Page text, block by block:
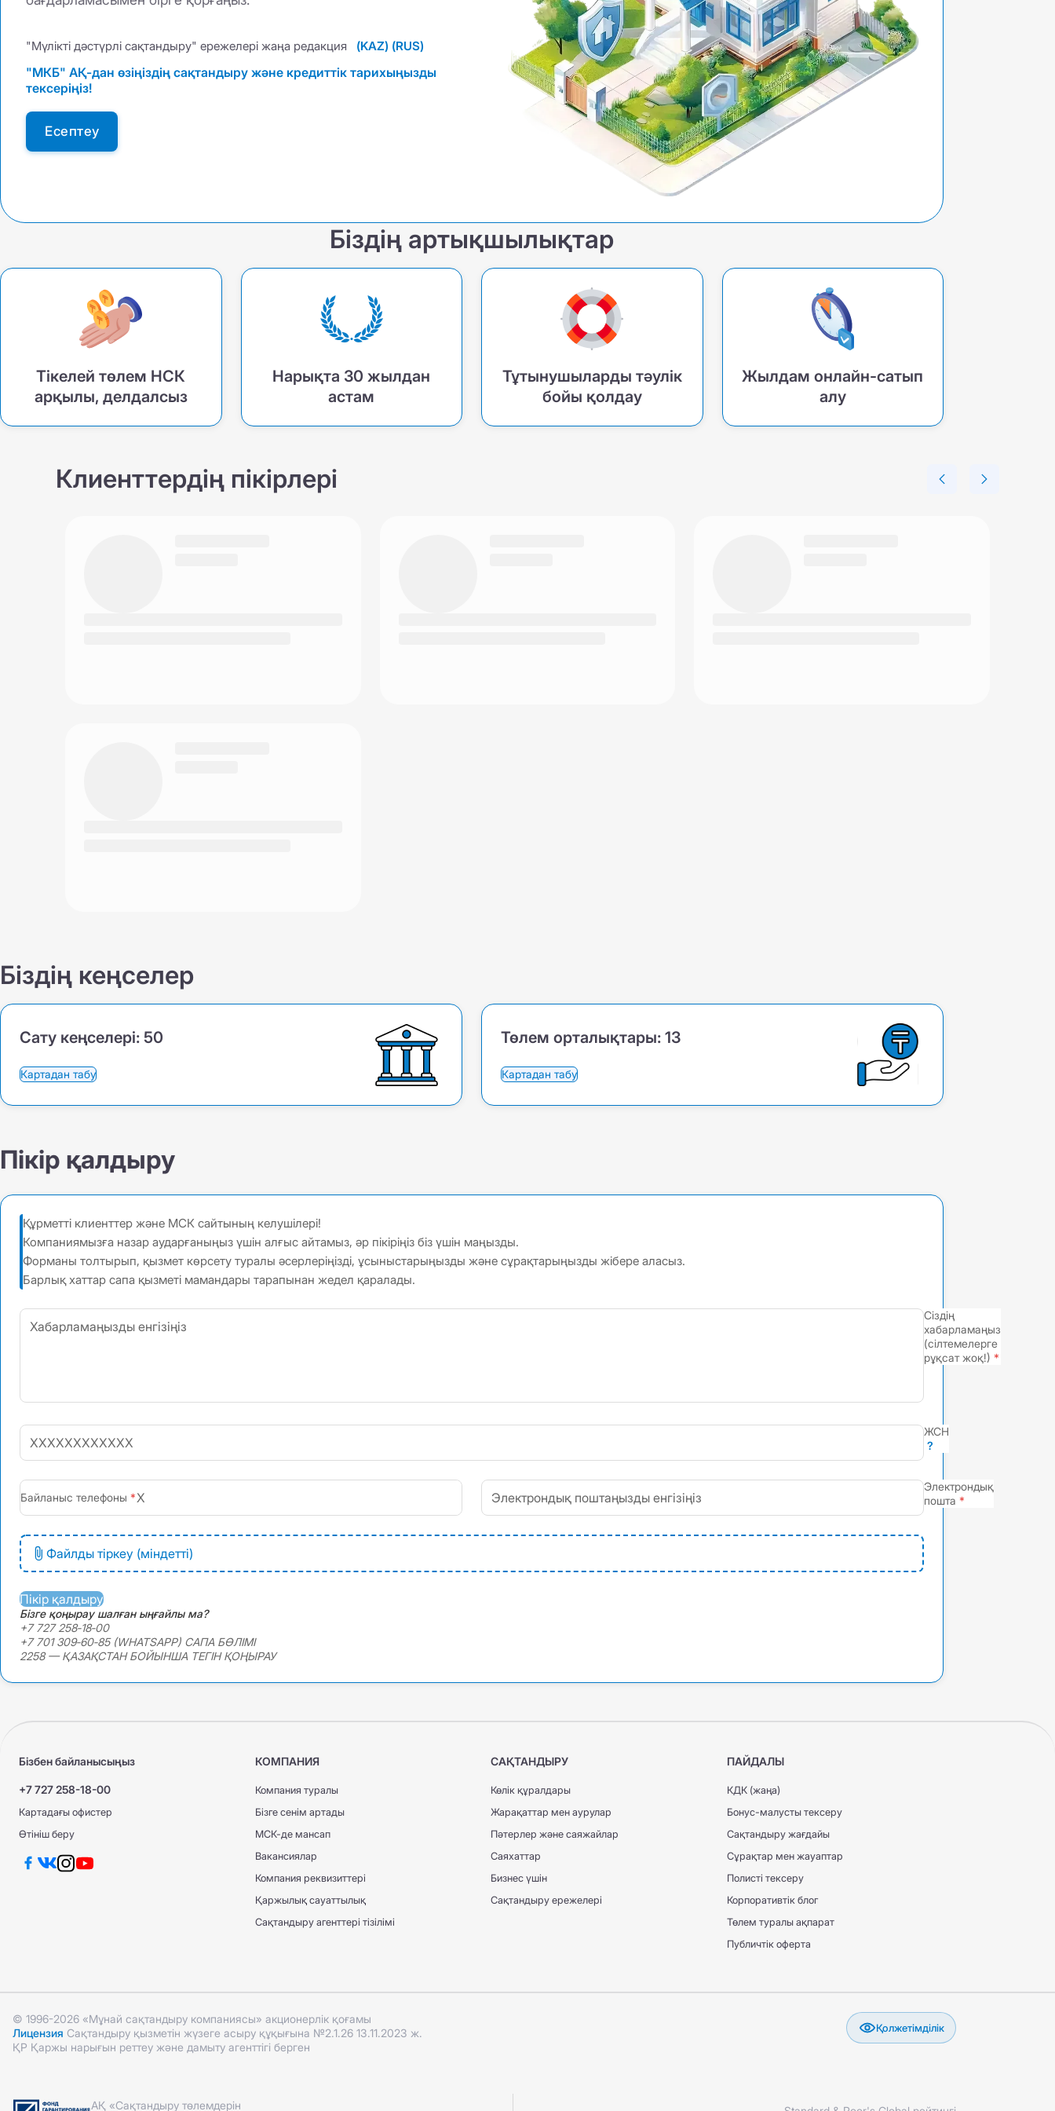
КҚИ АҚЖ ЕС
КАСКО Optimum
КАСКО +
КАСКО Optimum
ТЖА АҚЖ МС
"Мүлікті дәстүрлі сақтандыру" ережелері жаңа редакция (KAZ) (RUS)
"МКБ" АҚ-дан өзіңіздің сақтандыру және кредиттік тарихыңызды
тексеріңіз!
Есептеу
Біздің артықшылықтар
Тікелей төлем НСК
арқылы, делдалсыз
Нарықта 30 жылдан
астам
Тұтынушыларды тәулік
бойы қолдау
Жылдам онлайн-сатып
алу
Клиенттердің пікірлері
Біздің кеңселер
Сату кеңселері: 50
Картадан табу
Төлем орталықтары: 13
Картадан табу
Пікір қалдыру
Құрметті клиенттер және МСК сайтының келушілері!
Компаниямызға назар аударғаныңыз үшін алғыс айтамыз, әр пікіріңіз біз үшін маңызды.
Форманы толтырып, қызмет көрсету туралы әсерлеріңізді, ұсыныстарыңызды және сұрақтарыңызды жібере аласыз.
Барлық хаттар сапа қызметі мамандары тарапынан жедел қаралады.
Сіздің
хабарламаңыз
(сілтемелерге
рұқсат жоқ!)
ЖСН
?
+7
Байланыс телефоны
Электрондық
пошта
Файлды тіркеу (міндетті)
Пікір қалдыру
Бізге қоңырау шалған ыңғайлы ма?
+7 727 258‑18‑00
+7 701 309‑60‑85 (WHATSAPP) САПА БӨЛІМІ
2258 — ҚАЗАҚСТАН БОЙЫНША ТЕГІН ҚОҢЫРАУ
Бізбен байланысыңыз
+7 727 258-18-00
Картадағы офистер
Өтініш беру
КОМПАНИЯ
Компания туралы
Бізге сенім артады
МСК-де мансап
Вакансиялар
Компания реквизиттері
Қаржылық сауаттылық
Сақтандыру агенттері тізілімі
САҚТАНДЫРУ
Көлік құралдары
Жарақаттар мен аурулар
Пәтерлер және саяжайлар
Саяхаттар
Бизнес үшін
Сақтандыру ережелері
ПАЙДАЛЫ
КДК (жаңа)
Бонус-малусты тексеру
Сақтандыру жағдайы
Сұрақтар мен жауаптар
Полисті тексеру
Корпоративтік блог
Төлем туралы ақпарат
Публичтік оферта
© 1996-2026 «Мұнай сақтандыру компаниясы» акционерлік қоғамы
Лицензия Сақтандыру қызметін жүзеге асыру құқығына №2.1.26 13.11.2023 ж.
ҚР Қаржы нарығын реттеу және дамыту агенттігі берген
Қолжетімділік
АҚ «Сақтандыру төлемдерін